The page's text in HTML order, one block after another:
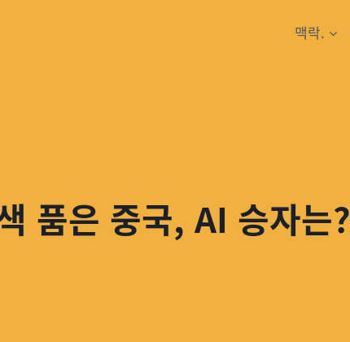
맥락.
품은 중국, AI 승자는?